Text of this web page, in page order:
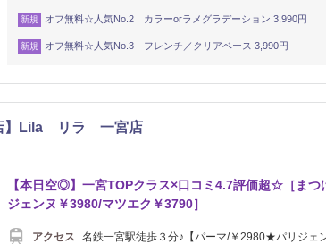
新規 オフ無料☆人気No.2 カラーorラメグラデーション 3,990円
新規 オフ無料☆人気No.3 フレンチ／クリアベース 3,990円
店】Lila リラ 一宮店
【本日空◎】一宮TOPクラス×口コミ4.7評価超☆［まつ
ジェンヌ￥3980/マツエク￥3790］
アクセス
名鉄一宮駅徒歩３分♪【パーマ/￥2980★パリジェ